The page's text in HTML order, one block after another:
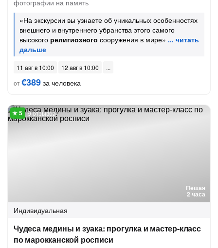
фотографии на память
«На экскурсии вы узнаете об уникальных особенностях
внешнего и внутреннего убранства этого самого
высокого религиозного сооружения в мире»
11 авг в 10:00
12 авг в 10:00
от€389 за человека
Пешая
2 часа
9 отзывов
Индивидуальная
Чудеса медины и зуака: прогулка и мастер-класс
по марокканской росписи